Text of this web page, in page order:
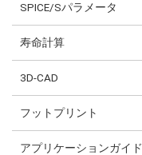
SPICE/Sパラメータ
寿命計算
3D-CAD
フットプリント
アプリケーションガイド